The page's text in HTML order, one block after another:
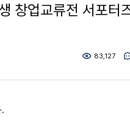
창업교류전 서포터
83,127
.